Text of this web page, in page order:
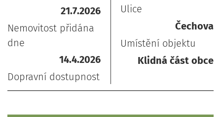
21.7.2026
Nemovitost přidána
dne
14.4.2026
Dopravní dostupnost
Ulice
Čechova
Umístění objektu
Klidná část obce